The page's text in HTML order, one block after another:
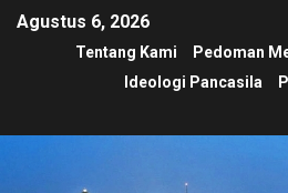
Agustus 6, 2026
Tentang Kami Pedoman
Ideologi Pancasila